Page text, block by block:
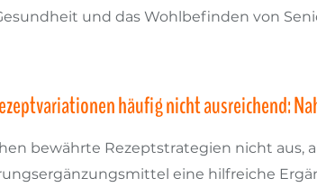
und das Wohlbefinden von
häufig nicht ausreichend:
bewährte Rezeptstrategien nicht aus,
eine hilfreiche